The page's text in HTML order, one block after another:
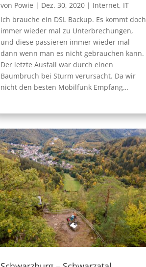
von Powie | Dez. 30, 2020 | Internet, IT
Ich brauche ein DSL Backup. Es kommt doch
immer wieder mal zu Unterbrechungen,
und diese passieren immer wieder mal
dann wenn man es nicht gebrauchen kann.
Der letzte Ausfall war durch einen
Baumbruch bei Sturm verursacht. Da wir
nicht den besten Mobilfunk Empfang…